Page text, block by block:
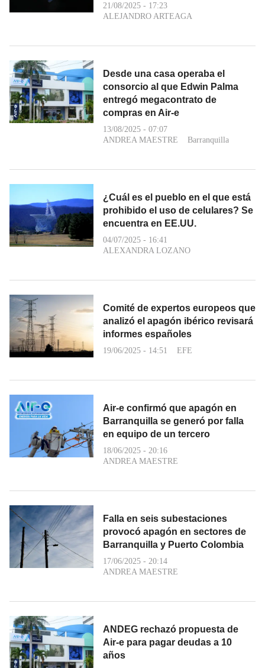
21/08/2025 - 17:23
ALEJANDRO ARTEAGA
Desde una casa operaba el
consorcio al que Edwin Palma
entregó megacontrato de
compras en Air-e
13/08/2025 - 07:07
ANDREA MAESTRE
Barranquilla
¿Cuál es el pueblo en el que está
prohibido el uso de celulares? Se
encuentra en EE.UU.
04/07/2025 - 16:41
ALEXANDRA LOZANO
Comité de expertos europeos que
analizó el apagón ibérico revisará
informes españoles
19/06/2025 - 14:51 EFE
Air-e confirmó que apagón en
Barranquilla se generó por falla
en equipo de un tercero
18/06/2025 - 20:16
ANDREA MAESTRE
Falla en seis subestaciones
provocó apagón en sectores de
Barranquilla y Puerto Colombia
17/06/2025 - 20:14
ANDREA MAESTRE
ANDEG rechazó propuesta de
Air-e para pagar deudas a 10
años